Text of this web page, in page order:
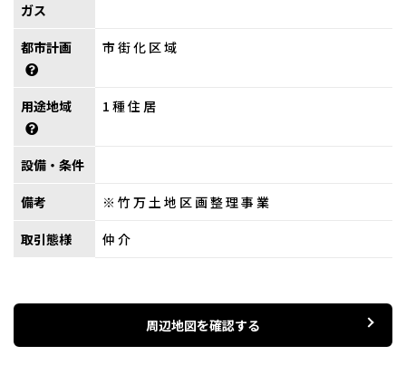
ガス
都市計画 市街化区域
用途地域 1種住居
設備・条件
備考 ※竹万土地区画整理事業
取引態様 仲介
周辺地図を確認する